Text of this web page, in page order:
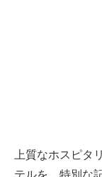
上質なホスピタ
テルを、特別な